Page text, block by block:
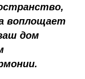
воплощает
дом